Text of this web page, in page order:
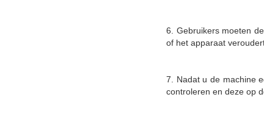
6. Gebruikers moeten
of het apparaat
7. Nadat u de machine
controleren en deze op